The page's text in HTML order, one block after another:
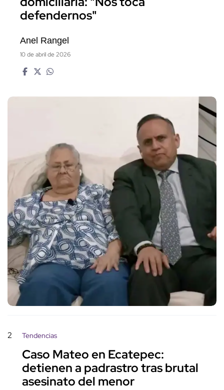
defendernos"
Anel Rangel
10 de abril de 2026
2 Tendencias
Caso Mateo en Ecatepec:
detienen a padrastro tras brutal
asesinato del menor